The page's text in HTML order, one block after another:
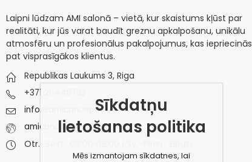
Laipni lūdzam AMI salonā – vietā, kur skaistums kļūst par
realitāti, kur jūs varat baudīt greznu apkalpošanu, unikālu
atmosfēru un profesionālus pakalpojumus, kas iepriecinās
pat visprasīgākos klientus.
Republikas Laukums 3, Riga
+371 26445732
info@amiconcept.eu
amiconcept.eu
Otr.–Sest.: 09:00–19:00 | Sv.–Pirm.: Slēgts
Sīkdatņu
lietošanas politika
Mēs izmantojam sīkdatnes, lai